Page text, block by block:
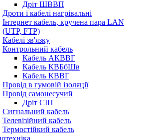
Дріт ШВВП
Дроти і кабелі нагрівальні
Інтернет кабель, кручена пара LAN
(UTP, FTP)
Кабелі зв'язку
Контрольний кабель
Кабель АКВВГ
Кабель КВБбШв
Кабель КВВГ
Провід в гумовій ізоляції
Провід самонесучий
Дріт СІП
Сигнальний кабель
Телевізійний кабель
Термостійкий кабель